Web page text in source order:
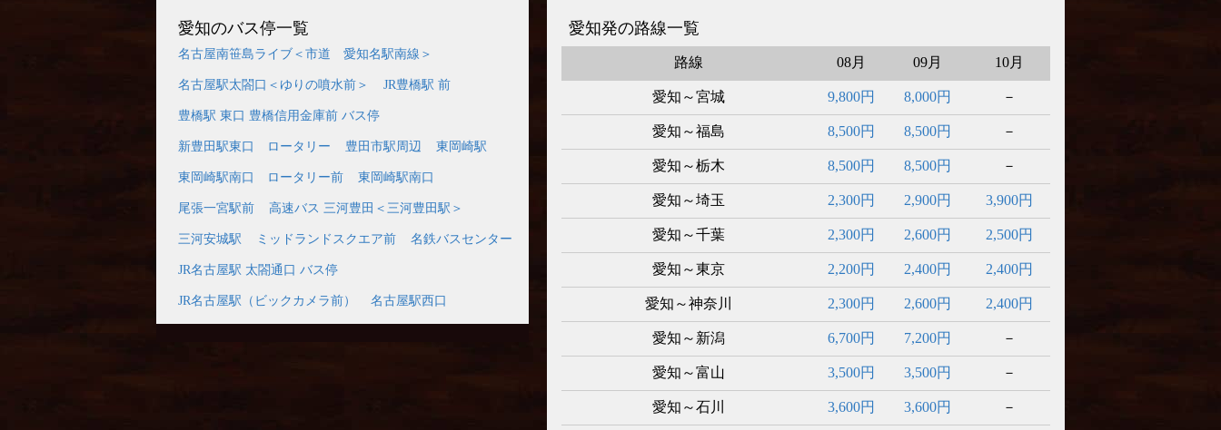
愛知のバス停一覧
名古屋南笹島ライブ＜市道 愛知名駅南線＞
名古屋駅太閤口＜ゆりの噴水前＞ JR豊橋駅 前
豊橋駅 東口 豊橋信用金庫前 バス停
新豊田駅東口 ロータリー 豊田市駅周辺 東岡崎駅
東岡崎駅南口 ロータリー前 東岡崎駅南口
尾張一宮駅前 高速バス 三河豊田＜三河豊田駅＞
三河安城駅 ミッドランドスクエア前 名鉄バスセンター
JR名古屋駅 太閤通口 バス停
JR名古屋駅（ビックカメラ前） 名古屋駅西口
愛知発の路線一覧
路線 08月 09月 10月
愛知～宮城 9,800円 8,000円 －
愛知～福島 8,500円 8,500円 －
愛知～栃木 8,500円 8,500円 －
愛知～埼玉 2,300円 2,900円 3,900円
愛知～千葉 2,300円 2,600円 2,500円
愛知～東京 2,200円 2,400円 2,400円
愛知～神奈川 2,300円 2,600円 2,400円
愛知～新潟 6,700円 7,200円 －
愛知～富山 3,500円 3,500円 －
愛知～石川 3,600円 3,600円 －